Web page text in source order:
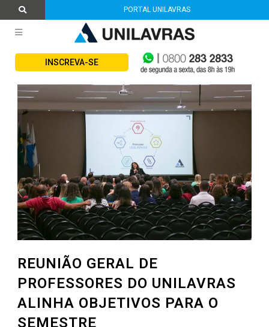
PORTAL UNILAVRAS
INSCREVA-SE
REUNIÃO GERAL DE
PROFESSORES DO UNILAVRAS
ALINHA OBJETIVOS PARA O
SEMESTRE